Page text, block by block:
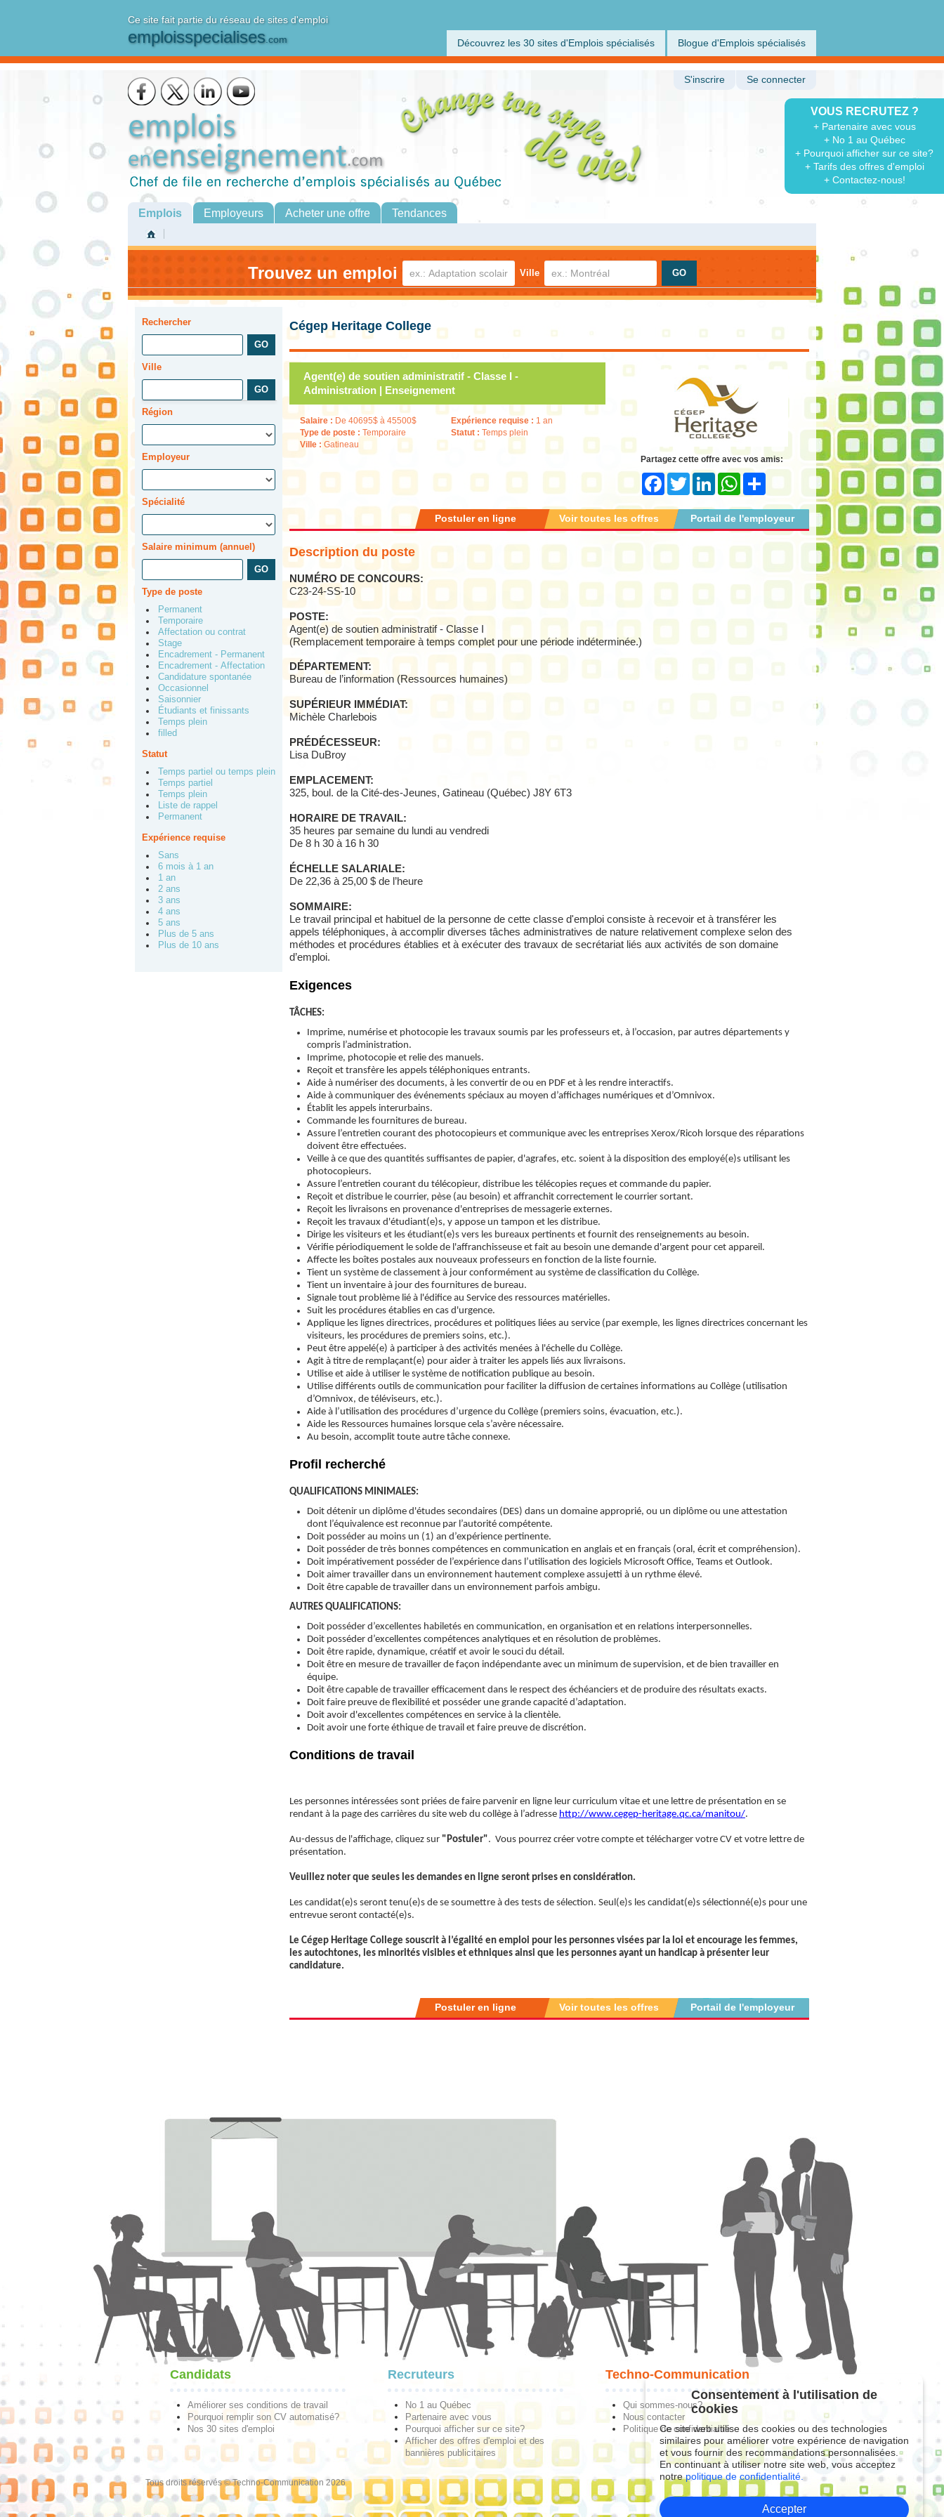
Ce site fait partie du réseau de sites d'emploi
emploisspecialises.com Découvrez les 30 sites d'Emplois spécialisés Blogue d'Emplois spécialisés
VOUS RECRUTEZ ?
+ Partenaire avec vous
+ No 1 au Québec
+ Pourquoi afficher sur ce site?
+ Tarifs des offres d'emploi
+ Contactez-nous!
S'inscrire Se connecter
Emplois Employeurs Acheter une offre Tendances
Trouvez un emploi Ville
Rechercher
Ville
Région
Employeur
Spécialité
Salaire minimum (annuel)
Type de poste
Permanent
Temporaire
Affectation ou contrat
Stage
Encadrement - Permanent
Encadrement - Affectation
Candidature spontanée
Occasionnel
Saisonnier
Étudiants et finissants
Temps plein
filled
Statut
Temps partiel ou temps plein
Temps partiel
Temps plein
Liste de rappel
Permanent
Expérience requise
Sans
6 mois à 1 an
1 an
2 ans
3 ans
4 ans
5 ans
Plus de 5 ans
Plus de 10 ans
Cégep Heritage College
Agent(e) de soutien administratif - Classe I -
Administration | Enseignement
Salaire : De 40695$ à 45500$
Type de poste : Temporaire
Ville : Gatineau
Expérience requise : 1 an
Statut : Temps plein
Partagez cette offre avec vos amis:
FacebookTwitter LinkedIn WhatsAppShare
Portail de l'employeur
Voir toutes les offres
Postuler en ligne
Description du poste
NUMÉRO DE CONCOURS:
C23-24-SS-10
POSTE:
Agent(e) de soutien administratif - Classe I
(Remplacement temporaire à temps complet pour une période indéterminée.)
DÉPARTEMENT:
Bureau de l’information (Ressources humaines)
SUPÉRIEUR IMMÉDIAT:
Michèle Charlebois
PRÉDÉCESSEUR:
Lisa DuBroy
EMPLACEMENT:
325, boul. de la Cité-des-Jeunes, Gatineau (Québec) J8Y 6T3
HORAIRE DE TRAVAIL:
35 heures par semaine du lundi au vendredi
De 8 h 30 à 16 h 30
ÉCHELLE SALARIALE:
De 22,36 à 25,00 $ de l’heure
SOMMAIRE:
Le travail principal et habituel de la personne de cette classe d'emploi consiste à recevoir et à transférer les
appels téléphoniques, à accomplir diverses tâches administratives de nature relativement complexe selon des
méthodes et procédures établies et à exécuter des travaux de secrétariat liés aux activités de son domaine
d’emploi.
Exigences
TÂCHES:
Imprime, numérise et photocopie les travaux soumis par les professeurs et, à l’occasion, par autres départements y
compris l’administration.
Imprime, photocopie et relie des manuels.
Reçoit et transfère les appels téléphoniques entrants.
Aide à numériser des documents, à les convertir de ou en PDF et à les rendre interactifs.
Aide à communiquer des événements spéciaux au moyen d’affichages numériques et d’Omnivox.
Établit les appels interurbains.
Commande les fournitures de bureau.
Assure l’entretien courant des photocopieurs et communique avec les entreprises Xerox/Ricoh lorsque des réparations
doivent être effectuées.
Veille à ce que des quantités suffisantes de papier, d'agrafes, etc. soient à la disposition des employé(e)s utilisant les
photocopieurs.
Assure l’entretien courant du télécopieur, distribue les télécopies reçues et commande du papier.
Reçoit et distribue le courrier, pèse (au besoin) et affranchit correctement le courrier sortant.
Reçoit les livraisons en provenance d'entreprises de messagerie externes.
Reçoit les travaux d'étudiant(e)s, y appose un tampon et les distribue.
Dirige les visiteurs et les étudiant(e)s vers les bureaux pertinents et fournit des renseignements au besoin.
Vérifie périodiquement le solde de l'affranchisseuse et fait au besoin une demande d'argent pour cet appareil.
Affecte les boîtes postales aux nouveaux professeurs en fonction de la liste fournie.
Tient un système de classement à jour conformément au système de classification du Collège.
Tient un inventaire à jour des fournitures de bureau.
Signale tout problème lié à l'édifice au Service des ressources matérielles.
Suit les procédures établies en cas d'urgence.
Applique les lignes directrices, procédures et politiques liées au service (par exemple, les lignes directrices concernant les
visiteurs, les procédures de premiers soins, etc.).
Peut être appelé(e) à participer à des activités menées à l'échelle du Collège.
Agit à titre de remplaçant(e) pour aider à traiter les appels liés aux livraisons.
Utilise et aide à utiliser le système de notification publique au besoin.
Utilise différents outils de communication pour faciliter la diffusion de certaines informations au Collège (utilisation
d’Omnivox, de téléviseurs, etc.).
Aide à l’utilisation des procédures d’urgence du Collège (premiers soins, évacuation, etc.).
Aide les Ressources humaines lorsque cela s’avère nécessaire.
Au besoin, accomplit toute autre tâche connexe.
Profil recherché
QUALIFICATIONS MINIMALES:
Doit détenir un diplôme d'études secondaires (DES) dans un domaine approprié, ou un diplôme ou une attestation
dont l’équivalence est reconnue par l’autorité compétente.
Doit posséder au moins un (1) an d’expérience pertinente.
Doit posséder de très bonnes compétences en communication en anglais et en français (oral, écrit et compréhension).
Doit impérativement posséder de l’expérience dans l’utilisation des logiciels Microsoft Office, Teams et Outlook.
Doit aimer travailler dans un environnement hautement complexe assujetti à un rythme élevé.
Doit être capable de travailler dans un environnement parfois ambigu.
AUTRES QUALIFICATIONS:
Doit posséder d’excellentes habiletés en communication, en organisation et en relations interpersonnelles.
Doit posséder d’excellentes compétences analytiques et en résolution de problèmes.
Doit être rapide, dynamique, créatif et avoir le souci du détail.
Doit être en mesure de travailler de façon indépendante avec un minimum de supervision, et de bien travailler en
équipe.
Doit être capable de travailler efficacement dans le respect des échéanciers et de produire des résultats exacts.
Doit faire preuve de flexibilité et posséder une grande capacité d’adaptation.
Doit avoir d'excellentes compétences en service à la clientèle.
Doit avoir une forte éthique de travail et faire preuve de discrétion.
Conditions de travail
Les personnes intéressées sont priées de faire parvenir en ligne leur curriculum vitae et une lettre de présentation en se
rendant à la page des carrières du site web du collège à l’adresse http://www.cegep-heritage.qc.ca/manitou/.
Au-dessus de l'affichage, cliquez sur "Postuler". Vous pourrez créer votre compte et télécharger votre CV et votre lettre de
présentation.
Veuillez noter que seules les demandes en ligne seront prises en considération.
Les candidat(e)s seront tenu(e)s de se soumettre à des tests de sélection. Seul(e)s les candidat(e)s sélectionné(e)s pour une
entrevue seront contacté(e)s.
Le Cégep Heritage College souscrit à l’égalité en emploi pour les personnes visées par la loi et encourage les femmes,
les autochtones, les minorités visibles et ethniques ainsi que les personnes ayant un handicap à présenter leur
candidature.
Portail de l'employeur
Voir toutes les offres
Postuler en ligne
Candidats
Améliorer ses conditions de travail
Pourquoi remplir son CV automatisé?
Nos 30 sites d'emploi
Recruteurs
No 1 au Québec
Partenaire avec vous
Pourquoi afficher sur ce site?
Afficher des offres d'emploi et des
bannières publicitaires
Techno-Communication
Qui sommes-nous?
Nous contacter
Politique de confidentialité
Tous droits réservés © Techno-Communication 2026
Consentement à l'utilisation de
cookies
Ce site web utilise des cookies ou des technologies
similaires pour améliorer votre expérience de navigation
et vous fournir des recommandations personnalisées.
En continuant à utiliser notre site web, vous acceptez
notrepolitique de confidentialité.
Accepter